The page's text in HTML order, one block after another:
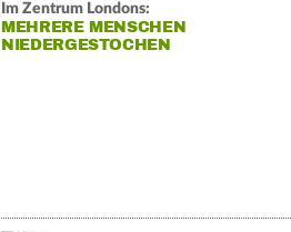
Im Zentrum Londons:
MEHRERE MENSCHEN
NIEDERGESTOCHEN